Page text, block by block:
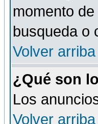
momento
busqueda o
Volver arriba
¿Qué son
Los
Volver arriba